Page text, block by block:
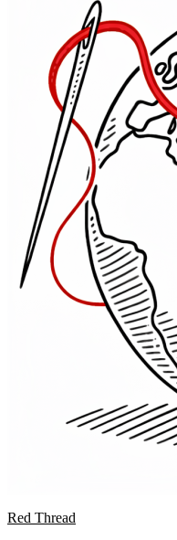
Red Thread